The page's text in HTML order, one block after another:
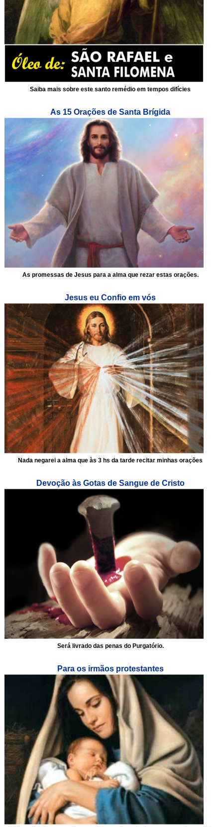
Saiba mais sobre este santo remédio em tempos difícies
As 15 Orações de Santa Brígida
As promessas de Jesus para a alma que rezar estas orações.
Jesus eu Confio em vós
Nada negarei a alma que às 3 hs da tarde recitar minhas orações
Devoção às Gotas de Sangue de Cristo
Será livrado das penas do Purgatório.
Para os irmãos protestantes